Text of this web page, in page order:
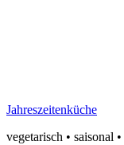
Jahreszeitenküche
vegetarisch • saisonal